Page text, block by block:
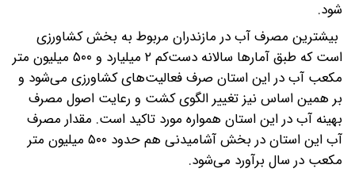
شود.
بیشترین مصرف آب در مازندران مربوط به بخش کشاورزی
است که طبق آمارها سالانه دست‌کم ۲ میلیارد و ۵۰۰ میلیون متر
مکعب آب در این استان صرف فعالیت‌های کشاورزی می‌شود و
بر همین اساس نیز تغییر الگوی کشت و رعایت اصول مصرف
بهینه آب در این استان همواره مورد تاکید است. مقدار مصرف
آب این استان در بخش آشامیدنی هم حدود ۵۰۰ میلیون متر
مکعب در سال برآورد می‌شود.